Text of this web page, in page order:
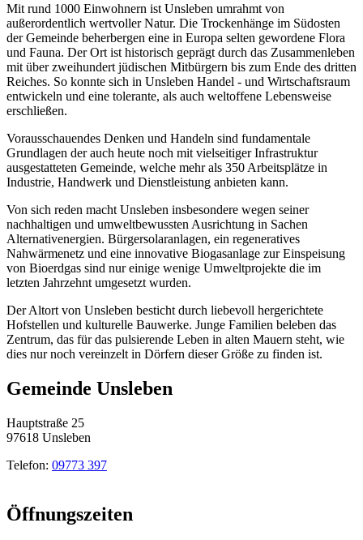
Mit rund 1000 Einwohnern ist Unsleben umrahmt von
außerordentlich wertvoller Natur. Die Trockenhänge im Südosten
der Gemeinde beherbergen eine in Europa selten gewordene Flora
und Fauna. Der Ort ist historisch geprägt durch das Zusammenleben
mit über zweihundert jüdischen Mitbürgern bis zum Ende des dritten
Reiches. So konnte sich in Unsleben Handel - und Wirtschaftsraum
entwickeln und eine tolerante, als auch weltoffene Lebensweise
erschließen.
Vorausschauendes Denken und Handeln sind fundamentale
Grundlagen der auch heute noch mit vielseitiger Infrastruktur
ausgestatteten Gemeinde, welche mehr als 350 Arbeitsplätze in
Industrie, Handwerk und Dienstleistung anbieten kann.
Von sich reden macht Unsleben insbesondere wegen seiner
nachhaltigen und umweltbewussten Ausrichtung in Sachen
Alternativenergien. Bürgersolaranlagen, ein regeneratives
Nahwärmenetz und eine innovative Biogasanlage zur Einspeisung
von Bioerdgas sind nur einige wenige Umweltprojekte die im
letzten Jahrzehnt umgesetzt wurden.
Der Altort von Unsleben besticht durch liebevoll hergerichtete
Hofstellen und kulturelle Bauwerke. Junge Familien beleben das
Zentrum, das für das pulsierende Leben in alten Mauern steht, wie
dies nur noch vereinzelt in Dörfern dieser Größe zu finden ist.
Gemeinde Unsleben
Hauptstraße 25
97618 Unsleben
Telefon: 09773 397
Öffnungszeiten